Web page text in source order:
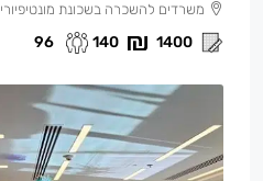
משרדים להשכרה בשכונת מונטיפיורי
1400
140
96